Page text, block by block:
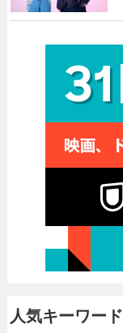
人気キーワード